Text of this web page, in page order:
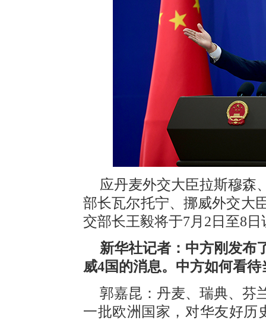
应丹麦外交大臣拉斯穆森
部长瓦尔托宁、挪威外交大
交部长王毅将于7月2日至8
新华社记者：中方刚发布
威4国的消息。中方如何看
郭嘉昆：丹麦、瑞典、芬
一批欧洲国家，对华友好历